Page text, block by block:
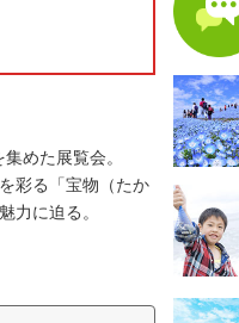
めた展覧会。
彩る「宝物（たか
力に迫る。